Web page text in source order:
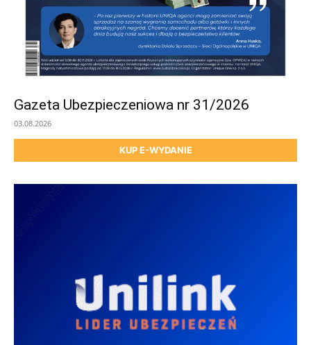
Gazeta Ubezpieczeniowa nr 31/2026
03.08.2026
KUP E-WYDANIE